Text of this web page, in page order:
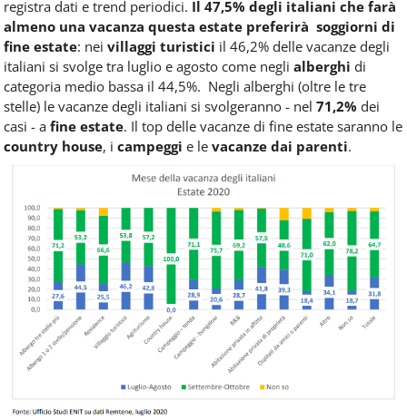
registra dati e trend periodici. Il 47,5% degli italiani che farà
almeno una vacanza questa estate preferirà soggiorni di
fine estate: nei villaggi turistici il 46,2% delle vacanze degli
italiani si svolge tra luglio e agosto come negli alberghi di
categoria medio bassa il 44,5%. Negli alberghi (oltre le tre
stelle) le vacanze degli italiani si svolgeranno - nel 71,2% dei
casi - a fine estate. Il top delle vacanze di fine estate saranno le
country house, i campeggi e le vacanze dai parenti.